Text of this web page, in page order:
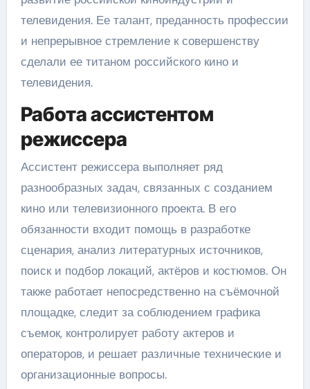
телевидения. Ее талант, преданность профессии
и непрерывное стремление к совершенству
сделали ее титаном российского кино и
телевидения.
Работа ассистентом
режиссера
Ассистент режиссера выполняет ряд
разнообразных задач, связанных с созданием
кино или телевизионного проекта. В его
обязанности входит помощь в разработке
сценария, анализ литературных источников,
поиск и подбор локаций, актёров и костюмов. Он
также работает непосредственно на съёмочной
площадке, следит за соблюдением графика
съемок, контролирует работу актеров и
операторов, и решает различные технические и
организационные вопросы.